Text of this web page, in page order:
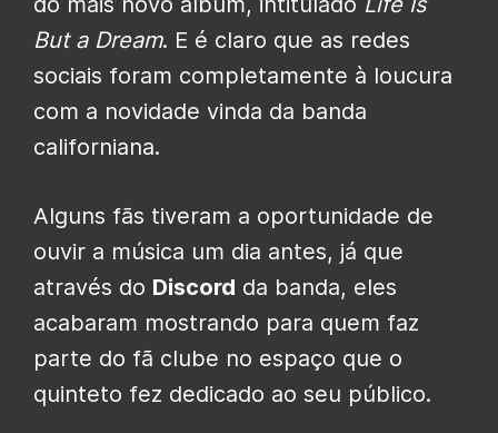
But a Dream. E é claro que as redes
sociais foram completamente à loucura
com a novidade vinda da banda
californiana.
Alguns fãs tiveram a oportunidade de
ouvir a música um dia antes, já que
através do Discord da banda, eles
acabaram mostrando para quem faz
parte do fã clube no espaço que o
quinteto fez dedicado ao seu público.